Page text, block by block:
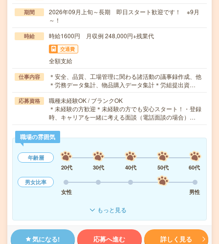
期間
2026年09月上旬～長期 即日スタート歓迎です！ ※9月
～！
時給 時給1600円 月収例 248,000円+残業代
交通費
全額支給
仕事内容
＊安全、品質、工場管理に関わる諸活動の議事録作成、他
＊労務データ集計、物品購入データ集計＊労組提出資…
応募資格
職種未経験OK / ブランクOK
＊未経験の方歓迎＊未経験の方でも安心スタート！・登録
時、キャリアを一緒に考える面談（電話面談の場合）…
職場の雰囲気
年齢層
20代
30代 40代 50代
60代
男女比率
女性
男性
もっと見る
気になる! 応募へ進む 詳しく見る